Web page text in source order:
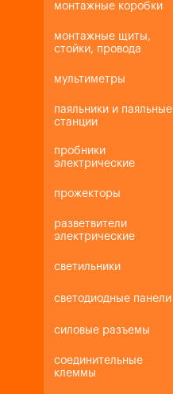
монтажные коробки
монтажные щиты,
стойки, провода
мультиметры
паяльники и паяльные
станции
пробники
электрические
прожекторы
разветвители
электрические
светильники
светодиодные панели
силовые разъемы
соединительные
клеммы